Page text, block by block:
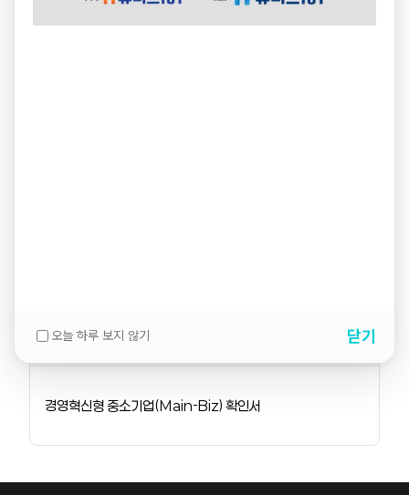
설명
경영혁신형 중소기업(Main-Biz) 확인서
오늘 하루 보지 않기 닫기